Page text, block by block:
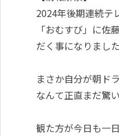
2024年後期連続テ
「おむすび」に佐
だく事になりました
まさか自分が朝ド
なんて正直まだ驚
観た方が今日も一